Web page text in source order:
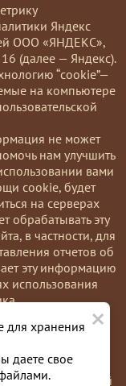
×
для хранения
даете свое
Яндекс
ООО «ЯНДЕКС»,
(далее — Яндекс).
“cookie”—
на компьютере
не может
нам улучшить
вами
cookie, будет
на серверах
обрабатывать эту
в частности, для
отчетов об
эту информацию
использования
cookies, выбрав
Также вы можете
—
opt-out.html
функций